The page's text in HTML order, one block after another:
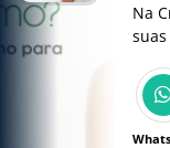
Na
suas